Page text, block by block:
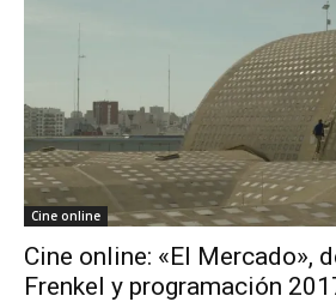
Cine online
Cine online: «El Mercado»,
Frenkel y programación